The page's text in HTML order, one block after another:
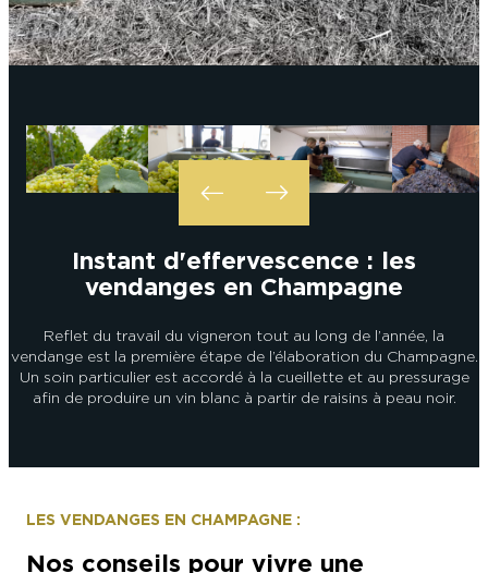
#CHAMPAGNE DAY
DÉCOUVERTES
JE SUIS...
L’OFFICE DE TOURISME EPERNAY EN
CHAMPAGNE
LES 47 COMMUNES DE L’AGGLO
D’EPERNAY
ESCAPADES EN CHAMPAGNE
AUTOUR D’EPERNAY
JE SUIS...
ACTIVITÉS POUR LES ENFANTS À
EPERNAY ET AUTOUR D’EPERNAY
LE DIMANCHE ?
CHIC IL PLEUT
VOYAGER AVEC SON CHIEN
Instant d'effervescence : les
vendanges en Champagne
Reflet du travail du vigneron tout au long de l’année, la
vendange est la première étape de l’élaboration du Champagne.
Un soin particulier est accordé à la cueillette et au pressurage
afin de produire un vin blanc à partir de raisins à peau noir.
LES VENDANGES EN CHAMPAGNE :
Nos conseils pour vivre une